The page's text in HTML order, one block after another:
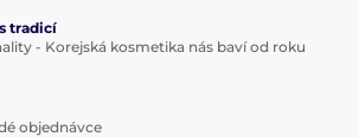
tradicí
- Korejská kosmetika nás baví od roku
objednávce